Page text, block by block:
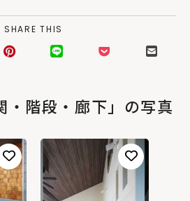
SHARE THIS
・階段・廊下」の写真